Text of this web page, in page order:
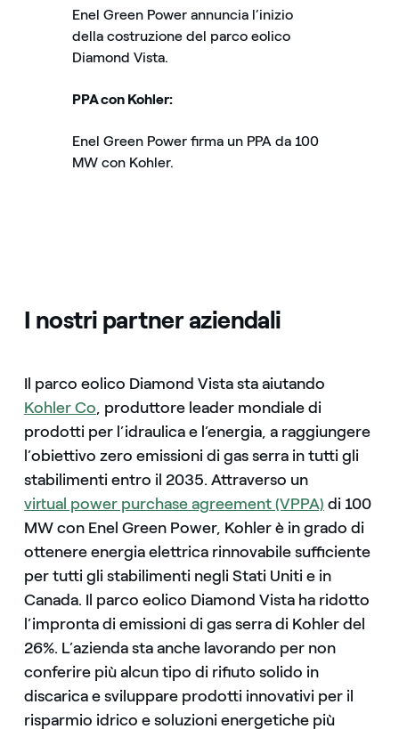
Enel Green Power annuncia l’inizio
della costruzione del parco eolico
Diamond Vista.
PPA con Kohler:
Enel Green Power firma un PPA da 100
MW con Kohler.
I nostri partner aziendali
Il parco eolico Diamond Vista sta aiutando
Kohler Co, produttore leader mondiale di
prodotti per l’idraulica e l’energia, a raggiungere
l’obiettivo zero emissioni di gas serra in tutti gli
stabilimenti entro il 2035. Attraverso un
virtual power purchase agreement (VPPA) di 100
MW con Enel Green Power, Kohler è in grado di
ottenere energia elettrica rinnovabile sufficiente
per tutti gli stabilimenti negli Stati Uniti e in
Canada. Il parco eolico Diamond Vista ha ridotto
l’impronta di emissioni di gas serra di Kohler del
26%. L’azienda sta anche lavorando per non
conferire più alcun tipo di rifiuto solido in
discarica e sviluppare prodotti innovativi per il
risparmio idrico e soluzioni energetiche più